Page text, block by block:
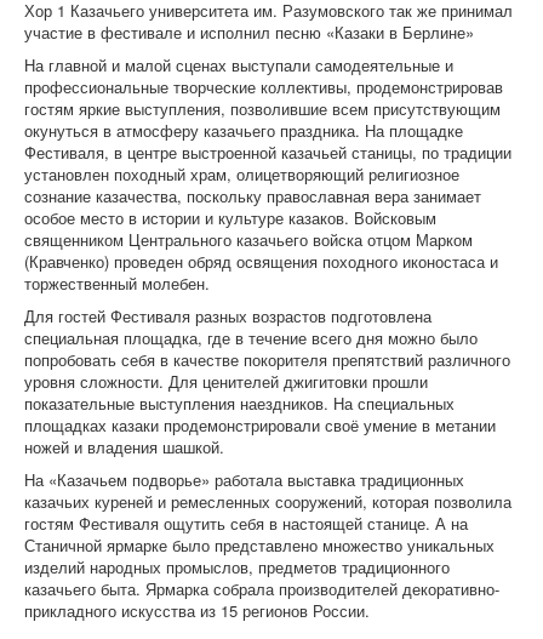
Хор 1 Казачьего университета им. Разумовского так же принимал
участие в фестивале и исполнил песню «Казаки в Берлине»
На главной и малой сценах выступали самодеятельные и
профессиональные творческие коллективы, продемонстрировав
гостям яркие выступления, позволившие всем присутствующим
окунуться в атмосферу казачьего праздника. На площадке
Фестиваля, в центре выстроенной казачьей станицы, по традиции
установлен походный храм, олицетворяющий религиозное
сознание казачества, поскольку православная вера занимает
особое место в истории и культуре казаков. Войсковым
священником Центрального казачьего войска отцом Марком
(Кравченко) проведен обряд освящения походного иконостаса и
торжественный молебен.
Для гостей Фестиваля разных возрастов подготовлена
специальная площадка, где в течение всего дня можно было
попробовать себя в качестве покорителя препятствий различного
уровня сложности. Для ценителей джигитовки прошли
показательные выступления наездников. На специальных
площадках казаки продемонстрировали своё умение в метании
ножей и владения шашкой.
На «Казачьем подворье» работала выставка традиционных
казачьих куреней и ремесленных сооружений, которая позволила
гостям Фестиваля ощутить себя в настоящей станице. А на
Станичной ярмарке было представлено множество уникальных
изделий народных промыслов, предметов традиционного
казачьего быта. Ярмарка собрала производителей декоративно-
прикладного искусства из 15 регионов России.